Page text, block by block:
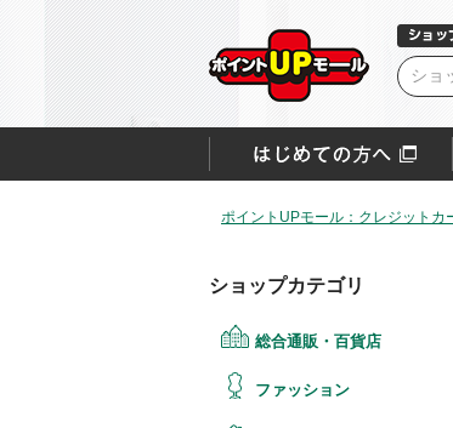
ポイントUPモール：クレジットカ
ショップカテゴリ
総合通販・百貨店
ファッション